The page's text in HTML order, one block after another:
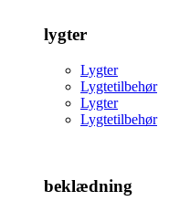
lygter
Lygter
Lygtetilbehør
Lygter
Lygtetilbehør
beklædning